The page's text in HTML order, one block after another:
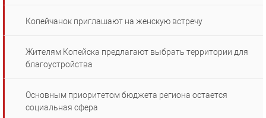
Копейчанок приглашают на женскую встречу
Жителям Копейска предлагают выбрать территории для
благоустройства
Основным приоритетом бюджета региона остается
социальная сфера